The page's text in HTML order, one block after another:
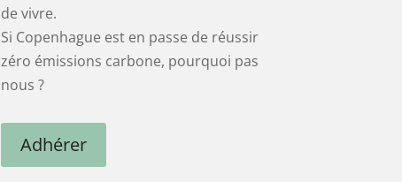
de vivre.
Si Copenhague est en passe de réussir
zéro émissions carbone, pourquoi pas
nous ?
Adhérer